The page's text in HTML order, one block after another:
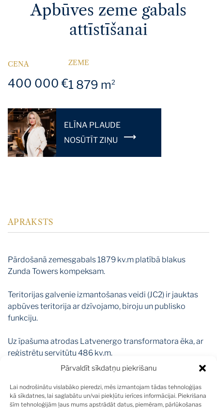
Pārvaldīt sīkdatņu piekrišanu
Lai nodrošinātu vislabāko pieredzi, mēs izmantojam tādas tehnoloģijas
kā sīkdatnes, lai saglabātu un/vai piekļūtu ierīces informācijai. Piekrišana
šīm tehnoloģijām ļaus mums apstrādāt datus, piemēram, pārlūkošanas
Apbūves zeme gabals
attīstīšanai
CENA
400 000 €
ZEME
1 879 m2
ELĪNA PLAUDE
NOSŪTĪT ZIŅU
APRAKSTS
Pārdošanā zemesgabals 1879 kv.m platībā blakus
Zunda Towers kompeksam.
Teritorijas galvenie izmantošanas veidi (JC2) ir jauktas
apbūves teritorija ar dzīvojamo, biroju un publisko
funkciju.
Uz īpašuma atrodas Latvenergo transformatora ēka, ar
reģistrētu servitūtu 486 kv.m.
Visas, iepriekš uz zemes gabala esošās būves ir